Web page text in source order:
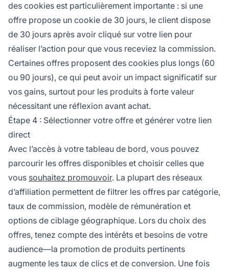
des cookies est particulièrement importante : si une
offre propose un cookie de 30 jours, le client dispose
de 30 jours après avoir cliqué sur votre lien pour
réaliser l’action pour que vous receviez la commission.
Certaines offres proposent des cookies plus longs (60
ou 90 jours), ce qui peut avoir un impact significatif sur
vos gains, surtout pour les produits à forte valeur
nécessitant une réflexion avant achat.
Étape 4 : Sélectionner votre offre et générer votre lien
direct
Avec l’accès à votre tableau de bord, vous pouvez
parcourir les offres disponibles et choisir celles que
vous souhaitez promouvoir. La plupart des réseaux
d’affiliation permettent de filtrer les offres par catégorie,
taux de commission, modèle de rémunération et
options de ciblage géographique. Lors du choix des
offres, tenez compte des intérêts et besoins de votre
audience—la promotion de produits pertinents
augmente les taux de clics et de conversion. Une fois